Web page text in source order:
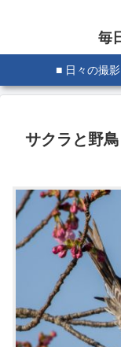
毎
■ 日々の撮影
サクラと野鳥